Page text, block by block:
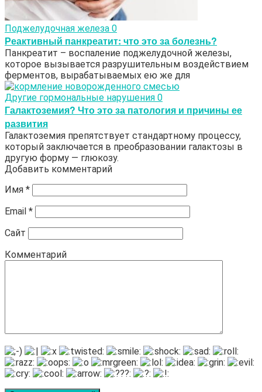
Поджелудочная железа 0
Реактивный панкреатит: что это за болезнь?
Панкреатит – воспаление поджелудочной железы,
которое вызывается разрушительным воздействием
ферментов, вырабатываемых ею же для
Другие гормональные нарушения 0
Галактоземия? Что это за патология и причины ее
развития
Галактоземия препятствует стандартному процессу,
который заключается в преобразовании галактозы в
другую форму — глюкозу.
Добавить комментарий
Имя *
Email *
Сайт
Комментарий